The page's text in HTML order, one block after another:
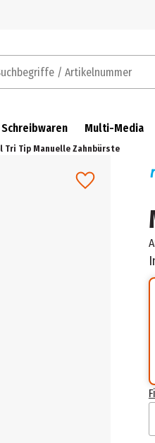
/ Artikelnummer
Schreibwaren Multi-Media
Tri Tip Manuelle Zahnbürste